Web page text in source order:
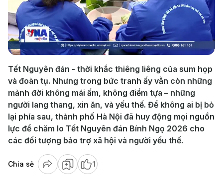
Play
Video
Tết Nguyên đán - thời khắc thiêng liêng của sum họp
và đoàn tụ. Nhưng trong bức tranh ấy vẫn còn những
mảnh đời không mái ấm, không điểm tựa – những
người lang thang, xin ăn, và yếu thế. Để không ai bị bỏ
lại phía sau, thành phố Hà Nội đã huy động mọi nguồn
lực để chăm lo Tết Nguyên đán Bính Ngọ 2026 cho
các đối tượng bảo trợ xã hội và người yếu thế.
Chia sẻ 1